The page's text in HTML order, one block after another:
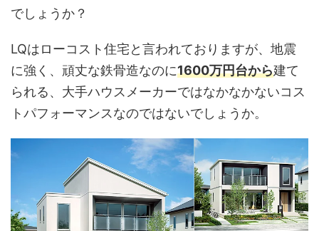
でしょうか？
LQはローコスト住宅と言われておりますが、地震
に強く、頑丈な鉄骨造なのに1600万円台から建て
られる、大手ハウスメーカーではなかなかないコス
トパフォーマンスなのではないでしょうか。